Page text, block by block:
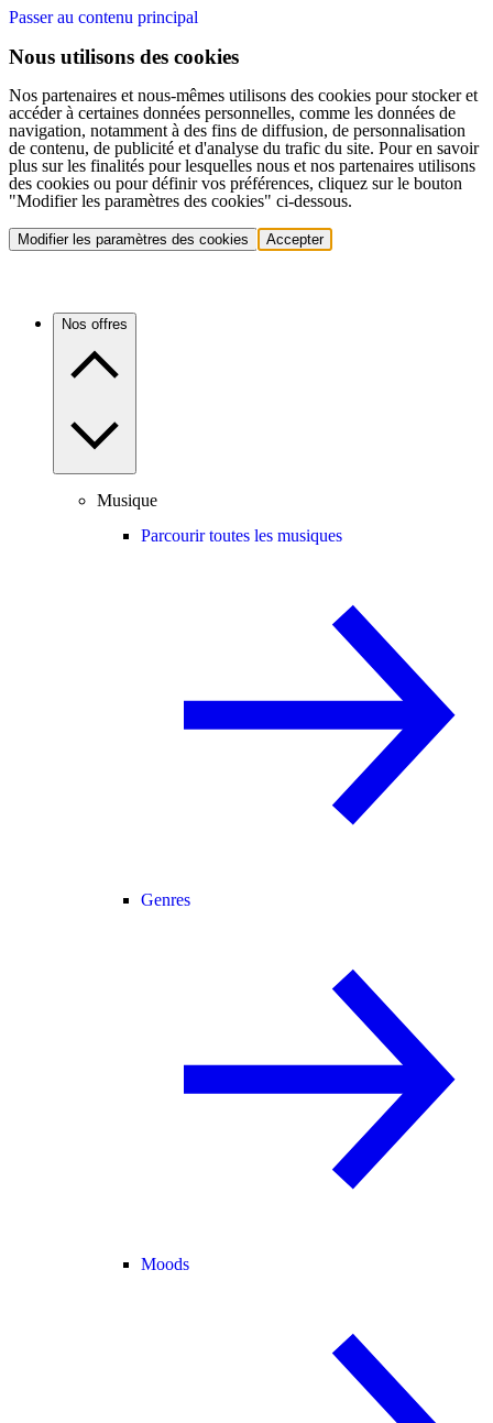
Passer au contenu principal
Nous utilisons des cookies
Nos partenaires et nous-mêmes utilisons des cookies pour stocker et
accéder à certaines données personnelles, comme les données de
navigation, notamment à des fins de diffusion, de personnalisation
de contenu, de publicité et d'analyse du trafic du site. Pour en savoir
plus sur les finalités pour lesquelles nous et nos partenaires utilisons
des cookies ou pour définir vos préférences, cliquez sur le bouton
"Modifier les paramètres des cookies" ci-dessous.
Modifier les paramètres des cookies Accepter
Nos offres
Musique
Parcourir toutes les musiques
Genres
Moods